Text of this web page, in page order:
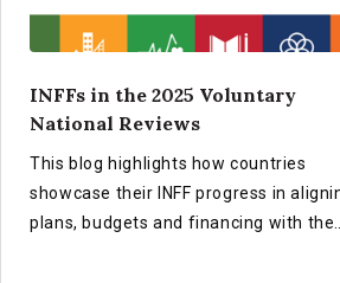
INFFs in the 2025 Voluntary
National Reviews
This blog highlights how countries
showcase their INFF progress in
plans, budgets and financing with the